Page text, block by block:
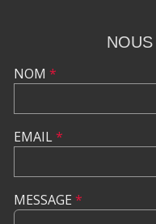
NOM *
EMAIL*
MESSAGE *